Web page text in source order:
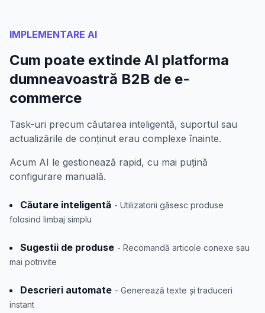
IMPLEMENTARE AI
Cum poate extinde AI platforma
dumneavoastră B2B de e-
commerce
Task-uri precum căutarea inteligentă, suportul sau
actualizările de conținut erau complexe înainte.
Acum AI le gestionează rapid, cu mai puțină
configurare manuală.
Căutare inteligentă - Utilizatorii găsesc produse
folosind limbaj simplu
Sugestii de produse - Recomandă articole conexe sau
mai potrivite
Descrieri automate - Generează texte și traduceri
instant